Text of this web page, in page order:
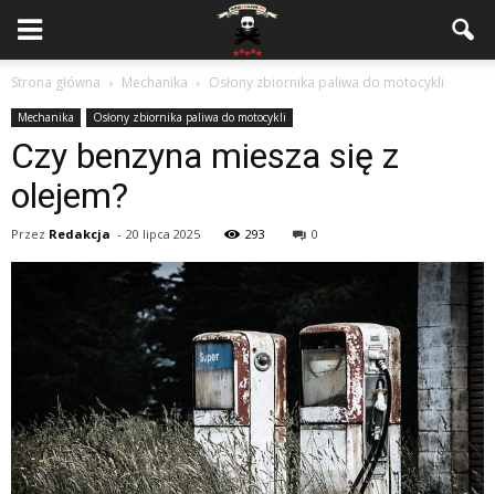
Strona główna Mechanika Osłony zbiornika paliwa do motocykli
Mechanika Osłony zbiornika paliwa do motocykli
Czy benzyna miesza się z
olejem?
Przez Redakcja - 20 lipca 2025 293 0